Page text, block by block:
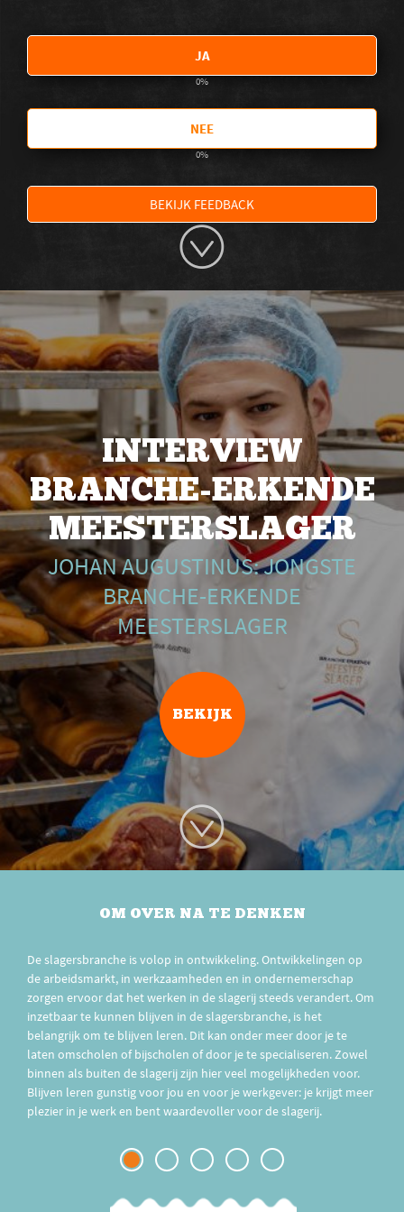
JA
0%
NEE
0%
BEKIJK FEEDBACK
INTERVIEW
BRANCHE-ERKENDE
MEESTERSLAGER
JOHAN AUGUSTINUS: JONGSTE
BRANCHE-ERKENDE
MEESTERSLAGER
BEKIJK
OM OVER NA TE DENKEN
De slagersbranche is volop in ontwikkeling. Ontwikkelingen op
de arbeidsmarkt, in werkzaamheden en in ondernemerschap
zorgen ervoor dat het werken in de slagerij steeds verandert. Om
inzetbaar te kunnen blijven in de slagersbranche, is het
belangrijk om te blijven leren. Dit kan onder meer door je te
laten omscholen of bijscholen of door je te specialiseren. Zowel
binnen als buiten de slagerij zijn hier veel mogelijkheden voor.
Blijven leren gunstig voor jou en voor je werkgever: je krijgt meer
plezier in je werk en bent waardevoller voor de slagerij.